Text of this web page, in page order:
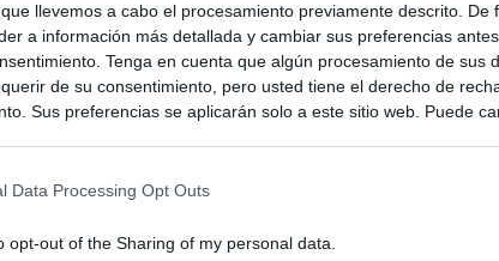
llevemos a cabo el procesamiento previamente descrito. De
a información más detallada y cambiar sus preferencias
Tenga en cuenta que algún procesamiento de sus
de su consentimiento, pero usted tiene el derecho de
Sus preferencias se aplicarán solo a este sitio web. Puede
Data Processing Opt Outs
opt-out of the Sharing of my personal data.